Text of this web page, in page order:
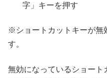
字」キーを押す
※ショートカットキーが無
す。
無効になっているショート